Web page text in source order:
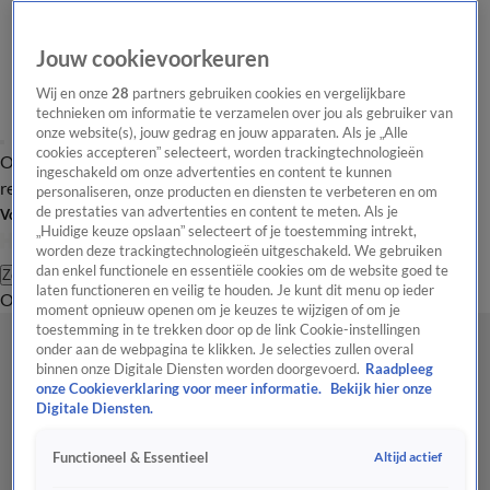
Overzicht Laatste nieuws Regionieuws Het beste van Hart
Tip de
redactie
Volg Hart van Nederland
Zoeken
OverzichtRegioUitzendingenWeerTip de redactiePanelVideo's
Jouw cookievoorkeuren
Wij en onze28 partners gebruiken cookies en vergelijkbare
technieken om informatie te verzamelen over jou als gebruiker van
onze website(s), jouw gedrag en jouw apparaten. Als je „Alle
cookies accepteren” selecteert, worden trackingtechnologieën
ingeschakeld om onze advertenties en content te kunnen
personaliseren, onze producten en diensten te verbeteren en om
de prestaties van advertenties en content te meten. Als je
„Huidige keuze opslaan” selecteert of je toestemming intrekt,
worden deze trackingtechnologieën uitgeschakeld. We gebruiken
dan enkel functionele en essentiële cookies om de website goed te
laten functioneren en veilig te houden. Je kunt dit menu op ieder
moment opnieuw openen om je keuzes te wijzigen of om je
toestemming in te trekken door op de link Cookie-instellingen
onder aan de webpagina te klikken. Je selecties zullen overal
binnen onze Digitale Diensten worden doorgevoerd. Raadpleeg
onze Cookieverklaring voor meer informatie.
Bekijk hier onze
Digitale Diensten.
Functioneel & Essentieel Altijd actief